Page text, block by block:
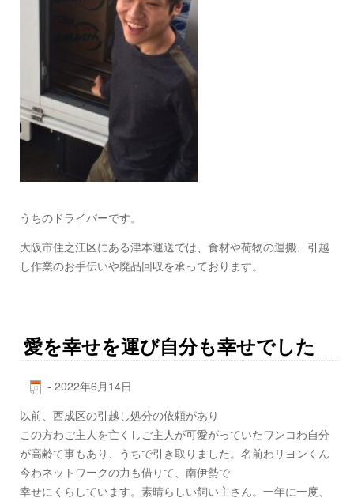
うちのドライバーです。
大阪市住之江区にある津本運送では、食材や荷物の運搬、引越
し作業のお手伝いや廃品回収を承っております。
愛を幸せを運び自分も幸せでした
- 2022年6月14日
以前、西成区の引越し処分の依頼があり
この方わご主人を亡くしご主人が可愛がっていたワンコわ自分
が高齢て事もあり、うちで引き取りました。名前わリヨンくん
今わネットワークの力も借りて、南伊勢で
幸せにくらしています。素晴らしい飼い主さん。一年に一度、